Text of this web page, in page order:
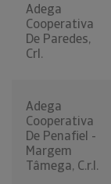
Adega
Cooperativa
De Paredes,
Crl.
Adega
Cooperativa
De Penafiel -
Margem
Tâmega, C.r.l.